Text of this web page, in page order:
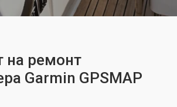
на ремонт
Garmin GPSMAP